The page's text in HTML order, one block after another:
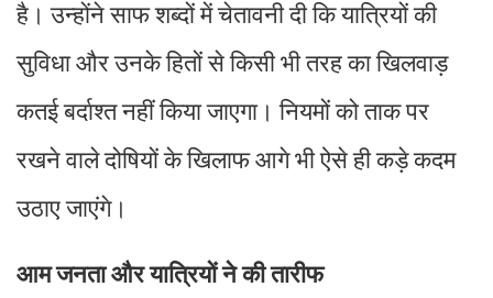
है। उन्होंने साफ शब्दों में चेतावनी दी कि यात्रियों की
सुविधा और उनके हितों से किसी भी तरह का खिलवाड़
कतई बर्दाश्त नहीं किया जाएगा। नियमों को ताक पर
रखने वाले दोषियों के खिलाफ आगे भी ऐसे ही कड़े कदम
उठाए जाएंगे।
आम जनता और यात्रियों ने की तारीफ